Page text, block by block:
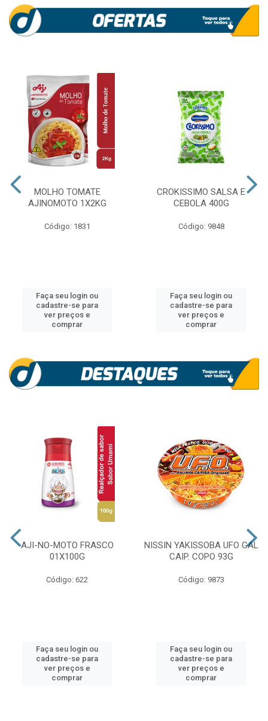
MOLHO TOMATE
AJINOMOTO 1X2KG
Código: 1831
Faça seu login ou
cadastre-se para
ver preços e
comprar
CROKISSIMO SALSA E
CEBOLA 400G
Código: 9848
Faça seu login ou
cadastre-se para
ver preços e
comprar
AJI-NO-MOTO FRASCO
01X100G
Código: 622
Faça seu login ou
cadastre-se para
ver preços e
comprar
NISSIN YAKISSOBA UFO GAL
CAIP. COPO 93G
Código: 9873
Faça seu login ou
cadastre-se para
ver preços e
comprar